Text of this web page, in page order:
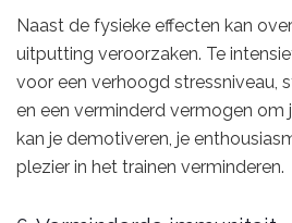
Naast de fysieke effecten kan
uitputting veroorzaken. Te
voor een verhoogd stressniveau,
en een verminderd vermogen om
kan je demotiveren, je
plezier in het trainen verminderen.